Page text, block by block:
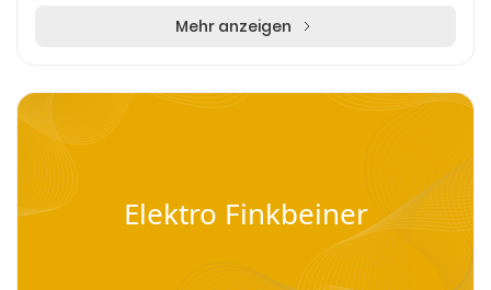
Radsportbegeisterten...Mehr anzeigen
Elektro Finkbeiner